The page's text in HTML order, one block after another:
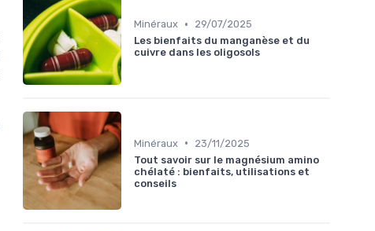
Minéraux •
29/07/2025
Les bienfaits du manganèse et du
cuivre dans les oligosols
Minéraux •
23/11/2025
Tout savoir sur le magnésium amino
chélaté : bienfaits, utilisations et
conseils